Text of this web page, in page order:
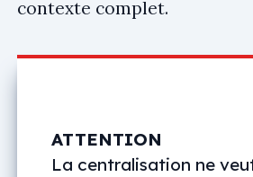
contexte complet.
ATTENTION
La centralisation ne